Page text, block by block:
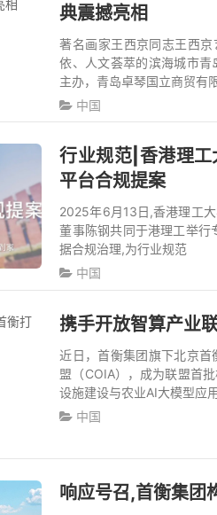
典震撼亮相
著名画家王西京同志王西
依、人文荟萃的滨海城市
主办，青岛卓琴国立商贸有
中国
行业规范|香港理
平台合规提案
2025年6月13日,香港理工大
董事陈钢共同于港理工举
据合规治理,为行业规范
中国
携手开放智算产业
近日，首衡集团旗下北京
盟（COIA），成为联盟首
设施建设与农业AI大模型应
中国
响应号召,首衡集团